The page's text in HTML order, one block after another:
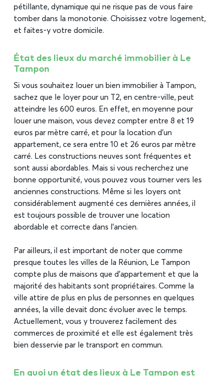
pétillante, dynamique qui ne risque pas de vous faire
tomber dans la monotonie. Choisissez votre logement,
et faites-y votre domicile.
État des lieux du marché immobilier à Le
Tampon
Si vous souhaitez louer un bien immobilier à Tampon,
sachez que le loyer pour un T2, en centre-ville, peut
atteindre les 600 euros. En effet, en moyenne pour
louer une maison, vous devez compter entre 8 et 19
euros par mètre carré, et pour la location d’un
appartement, ce sera entre 10 et 26 euros par mètre
carré. Les constructions neuves sont fréquentes et
sont aussi abordables. Mais si vous recherchez une
bonne opportunité, vous pouvez vous tourner vers les
anciennes constructions. Même si les loyers ont
considérablement augmenté ces dernières années, il
est toujours possible de trouver une location
abordable et correcte dans l’ancien.
Par ailleurs, il est important de noter que comme
presque toutes les villes de la Réunion, Le Tampon
compte plus de maisons que d’appartement et que la
majorité des habitants sont propriétaires. Comme la
ville attire de plus en plus de personnes en quelques
années, la ville devait donc évoluer avec le temps.
Actuellement, vous y trouverez facilement des
commerces de proximité et elle est également très
bien desservie par le transport en commun.
En quoi un état des lieux à Le Tampon est